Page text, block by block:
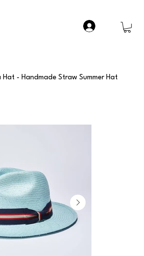
Hat - Handmade Straw Summer Hat